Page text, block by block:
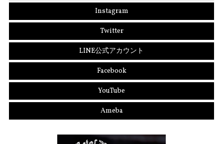
Instagram
Twitter
LINE公式アカウント
Facebook
YouTube
Ameba